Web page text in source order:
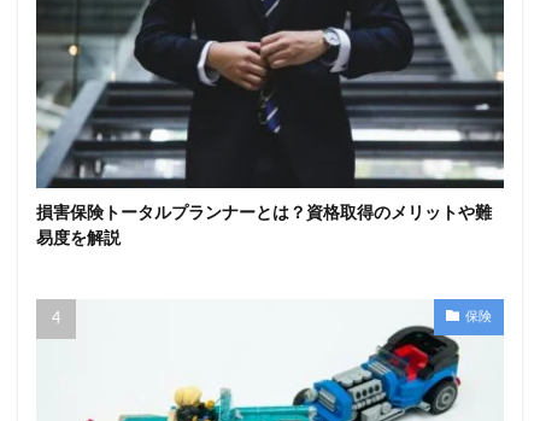
損害保険トータルプランナーとは？資格取得のメリットや難
易度を解説
保険